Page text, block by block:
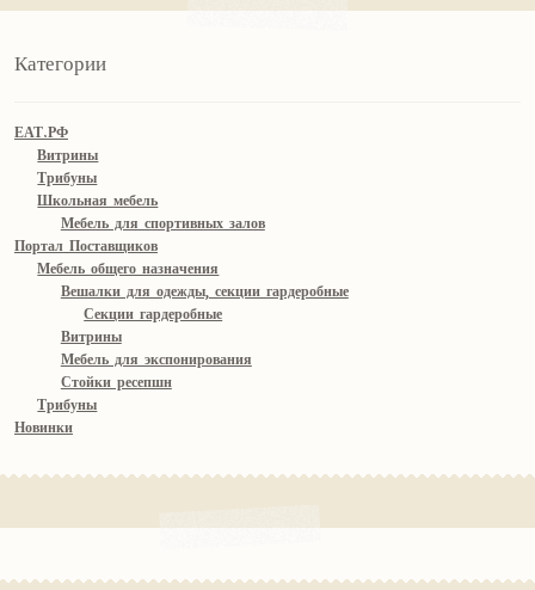
Категории
ЕАТ.РФ
Витрины
Трибуны
Школьная мебель
Мебель для спортивных залов
Портал Поставщиков
Мебель общего назначения
Вешалки для одежды, секции гардеробные
Секции гардеробные
Витрины
Мебель для экспонирования
Стойки ресепшн
Трибуны
Новинки